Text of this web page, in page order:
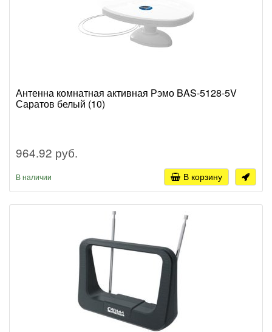
Антенна комнатная активная Рэмо BAS-5128-5V
Саратов белый (10)
964.92 руб.
В наличии В корзину